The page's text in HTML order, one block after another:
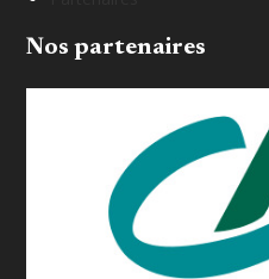
Nos partenaires